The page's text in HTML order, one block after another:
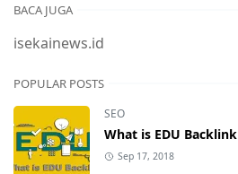
BACA JUGA
isekainews.id
POPULAR POSTS
SEO
What is EDU Backlink
Sep 17, 2018